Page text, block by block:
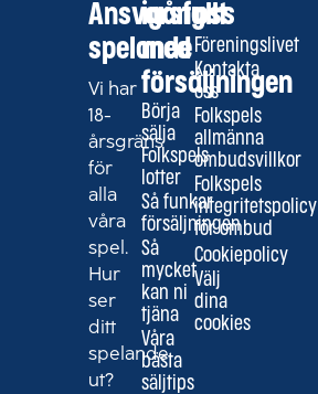
Ansvarsfullt
spelande
Vi har
18-
årsgräns
för
alla
våra
spel.
Hur
ser
ditt
spelande
ut?
igång
med
försäljningen
Börja
sälja
Folkspels
lotter
Så funkar
försäljningen
Så
mycket
kan ni
tjäna
Våra
bästa
säljtips
oss
Föreningslivet
Kontakta
oss
Folkspels
allmänna
ombudsvillkor
Folkspels
integritetspolicy
för ombud
Cookiepolicy
Välj
dina
cookies